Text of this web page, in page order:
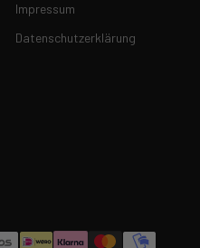
Impressum
Datenschutzerklärung